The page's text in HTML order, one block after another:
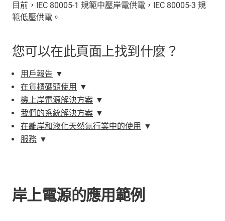
目前，IEC 80005-1 規範中壓岸電供電，IEC 80005-3 規
範低壓供電。
您可以在此頁面上找到什麼？
用戶報告 ▼
在貨櫃碼頭使用 ▼
機上岸電源解決方案 ▼
我們的系統解決方案 ▼
在離岸和液化天然氣行業中的使用 ▼
服務 ▼
岸上電源的應用範例